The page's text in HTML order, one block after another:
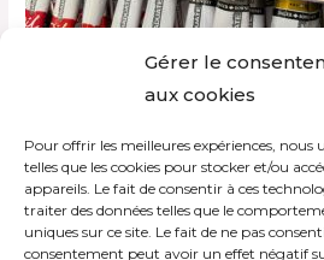
Gérer le
aux cookies
Pour offrir les meilleures expériences, nous
telles que les cookies pour stocker et/ou
appareils. Le fait de consentir à ces
traiter des données telles que le
uniques sur ce site. Le fait de ne pas
consentement peut avoir un effet négatif
Copyright © 2026
Mentions légales et politique